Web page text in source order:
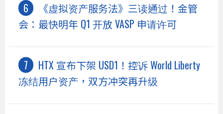
《虚拟资产服务法》三读通过！金管
会：最快明年 Q1 开放 VASP 申请许可
HTX 宣布下架 USD1！控诉 World Liberty
冻结用户资产，双方冲突再升级